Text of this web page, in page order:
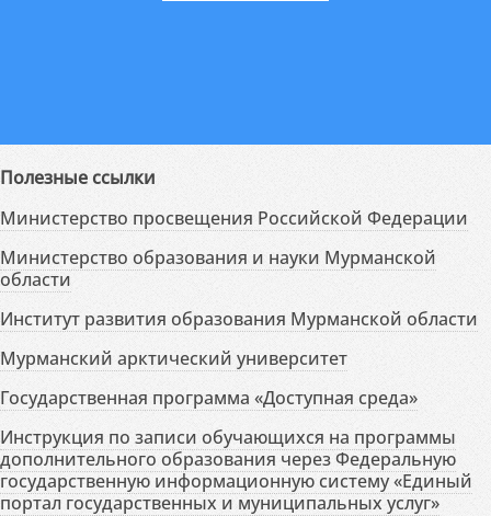
Полезные ссылки
Министерство просвещения Российской Федерации
Министерство образования и науки Мурманской
области
Институт развития образования Мурманской области
Мурманский арктический университет
Государственная программа «Доступная среда»
Инструкция по записи обучающихся на программы
дополнительного образования через Федеральную
государственную информационную систему «Единый
портал государственных и муниципальных услуг»